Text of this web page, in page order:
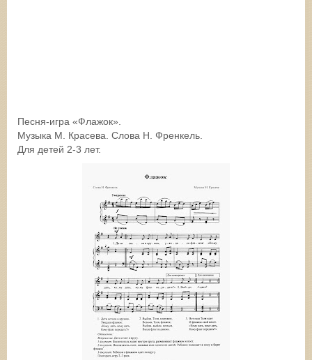
Песня-игра «Флажок».
Музыка М. Красева. Слова Н. Френкель.
Для детей 2-3 лет.